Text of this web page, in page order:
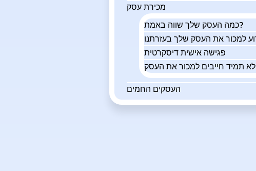
מכירת עסק
כמה העסק שלך שווה באמת?
פגישה אישית דיסקרטית
לא תמיד חייבים למכור את העסק
העסקים החמים